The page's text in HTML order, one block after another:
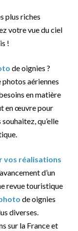
plus riches
votre vue du ciel
!
de oignies ?
aériennes
en matière
en œuvre pour
qu’elle
vos réalisations
d’un
revue touristique
de oignies
diverses.
sur la France et